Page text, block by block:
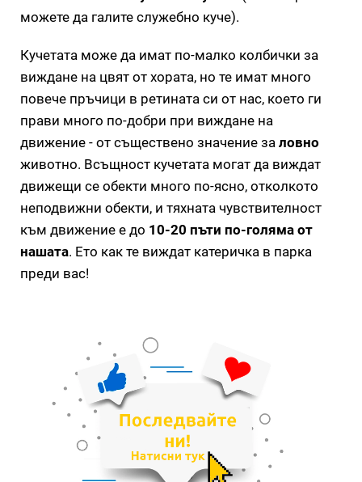
можете да галите служебно куче).
Кучетата може да имат по-малко колбички за
виждане на цвят от хората, но те имат много
повече пръчици в ретината си от нас, което ги
прави много по-добри при виждане на
движение - от съществено значение за ловно
животно. Всъщност кучетата могат да виждат
движещи се обекти много по-ясно, отколкото
неподвижни обекти, и тяхната чувствителност
към движение е до 10-20 пъти по-голяма от
нашата. Ето как те виждат катеричка в парка
преди вас!